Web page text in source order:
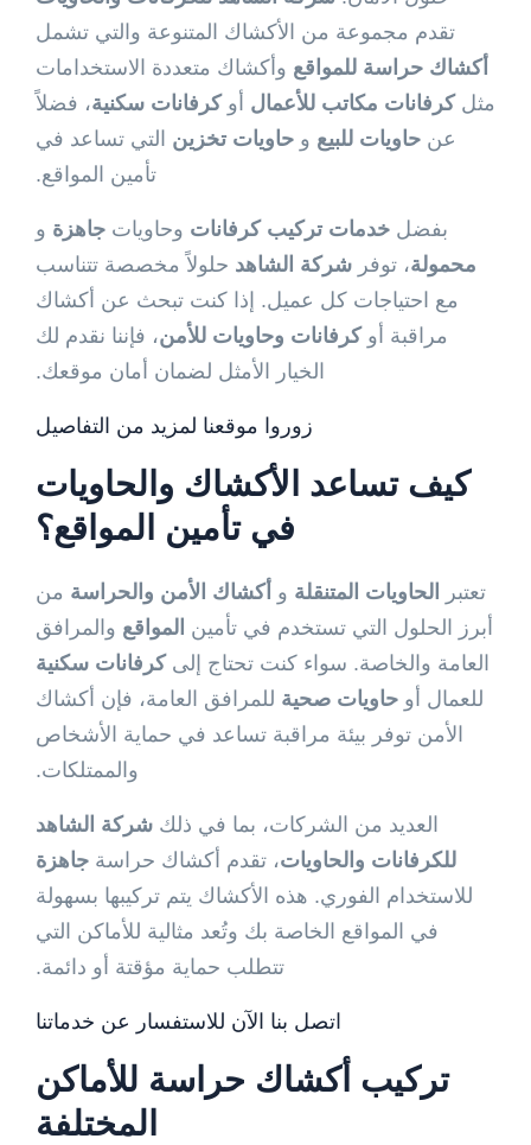
تقدم مجموعة من الأكشاك المتنوعة والتي تشمل
أكشاك حراسة للمواقع وأكشاك متعددة الاستخدامات
مثلكرفانات مكاتب للأعمال أوكرفانات سكنية، فضلاً
عن حاويات للبيع و حاويات تخزين التي تساعد في
تأمين المواقع.
بفضل خدمات تركيب كرفانات وحاويات جاهزة و
محمولة، توفر شركة الشاهد حلولاً مخصصة تتناسب
مع احتياجات كل عميل. إذا كنت تبحث عن أكشاك
مراقبة أوكرفانات وحاويات للأمن، فإننا نقدم لك
الخيار الأمثل لضمان أمان موقعك.
زوروا موقعنا لمزيد من التفاصيل
كيف تساعد الأكشاك والحاويات
في تأمين المواقع؟
تعتبر الحاويات المتنقلة و أكشاك الأمن والحراسة من
أبرز الحلول التي تستخدم في تأمين المواقع والمرافق
العامة والخاصة. سواء كنت تحتاج إلىكرفانات سكنية
للعمال أو حاويات صحية للمرافق العامة، فإن أكشاك
الأمن توفر بيئة مراقبة تساعد في حماية الأشخاص
والممتلكات.
العديد من الشركات، بما في ذلك شركة الشاهد
للكرفانات والحاويات، تقدم أكشاك حراسة جاهزة
للاستخدام الفوري. هذه الأكشاك يتم تركيبها بسهولة
في المواقع الخاصة بك وتُعد مثالية للأماكن التي
تتطلب حماية مؤقتة أو دائمة.
اتصل بنا الآن للاستفسار عن خدماتنا
تركيب أكشاك حراسة للأماكن
المختلفة